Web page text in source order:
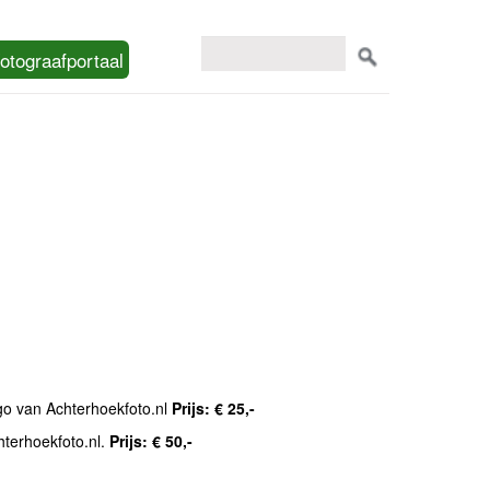
van Achterhoekfoto.nl Prijs: € 25,-
Prijs: € 50,-